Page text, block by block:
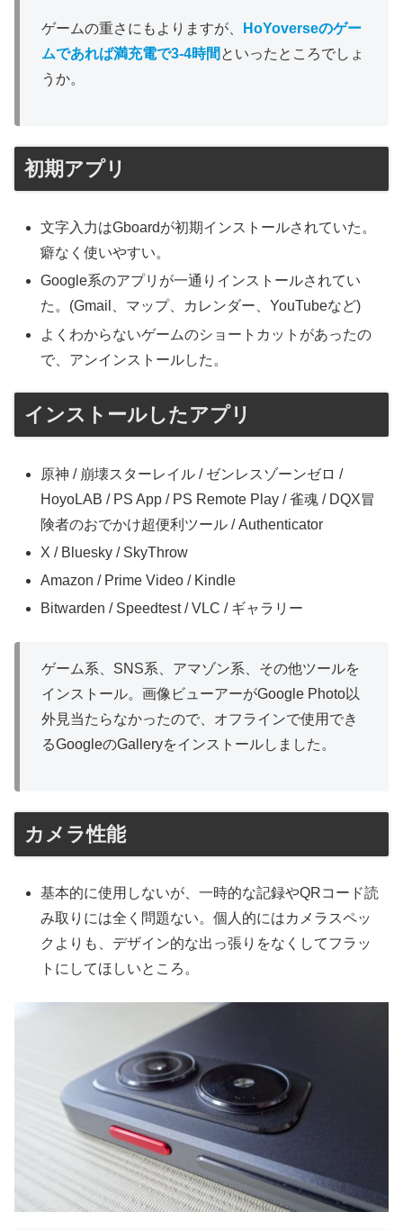
ゲームの重さにもよりますが、
HoYoverseのゲー
ムであれば満充電で3-4時間 といったところでしょ
うか。
初期アプリ
文字入力はGboardが初期インストールされていた。
癖なく使いやすい。
Google系のアプリが一通りインストールされてい
た。(Gmail、マップ、カレンダー、YouTubeなど)
よくわからないゲームのショートカットがあったの
で、アンインストールした。
インストールしたアプリ
原神 / 崩壊スターレイル / ゼンレスゾーンゼロ /
HoyoLAB / PS App / PS Remote Play / 雀魂 / DQX冒
険者のおでかけ超便利ツール / Authenticator
X / Bluesky / SkyThrow
Amazon / Prime Video / Kindle
Bitwarden / Speedtest / VLC / ギャラリー
ゲーム系、SNS系、アマゾン系、その他ツールを
インストール。画像ビューアーがGoogle Photo以
外見当たらなかったので、オフラインで使用でき
るGoogleのGalleryをインストールしました。
カメラ性能
基本的に使用しないが、一時的な記録やQRコード読
み取りには全く問題ない。個人的にはカメラスペッ
クよりも、デザイン的な出っ張りをなくしてフラッ
トにしてほしいところ。